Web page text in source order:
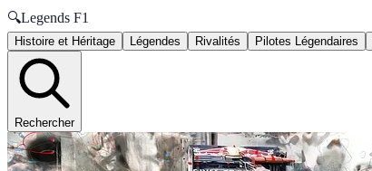
🔍Legends F1
Histoire et Héritage Légendes Rivalités Pilotes Légendaires
Rechercher